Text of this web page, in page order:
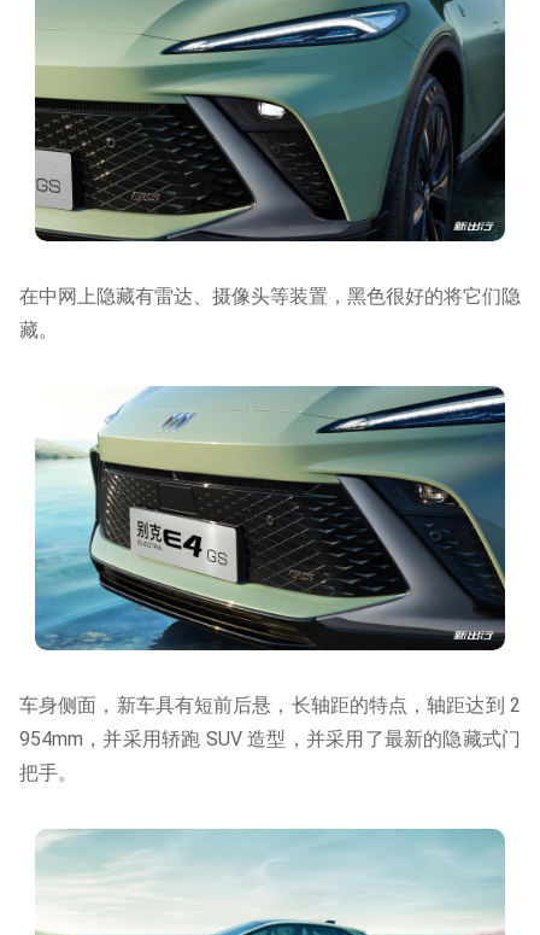
在中网上隐藏有雷达、摄像头等装置，黑色很好的将它们隐
藏。
车身侧面，新车具有短前后悬，长轴距的特点，轴距达到 2
954mm，并采用轿跑 SUV 造型，并采用了最新的隐藏式门
把手。